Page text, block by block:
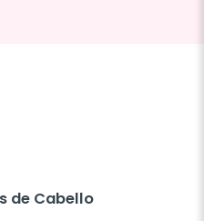
de Cabello